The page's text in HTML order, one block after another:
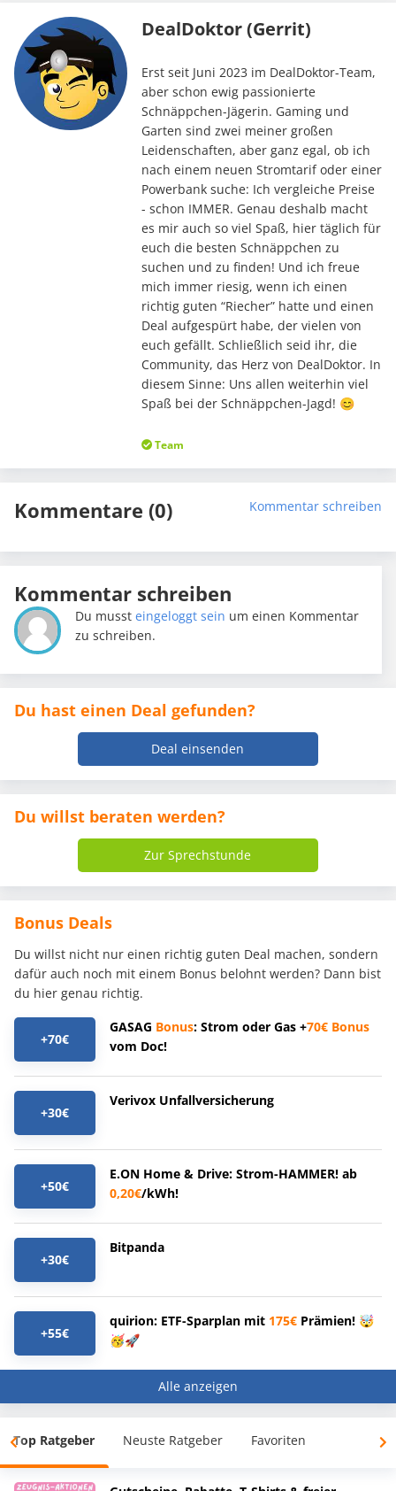
DealDoktor (Gerrit)
Erst seit Juni 2023 im DealDoktor-Team,
aber schon ewig passionierte
Schnäppchen-Jägerin. Gaming und
Garten sind zwei meiner großen
Leidenschaften, aber ganz egal, ob ich
nach einem neuen Stromtarif oder einer
Powerbank suche: Ich vergleiche Preise
- schon IMMER. Genau deshalb macht
es mir auch so viel Spaß, hier täglich für
euch die besten Schnäppchen zu
suchen und zu finden! Und ich freue
mich immer riesig, wenn ich einen
richtig guten “Riecher” hatte und einen
Deal aufgespürt habe, der vielen von
euch gefällt. Schließlich seid ihr, die
Community, das Herz von DealDoktor. In
diesem Sinne: Uns allen weiterhin viel
Spaß bei der Schnäppchen-Jagd! 😊
Team
Kommentare (0) Kommentar schreiben
Kommentar schreiben
Du mussteingeloggt sein um einen Kommentar
zu schreiben.
Du hast einen Deal gefunden?
Deal einsenden
Du willst beraten werden?
Zur Sprechstunde
Bonus Deals
Du willst nicht nur einen richtig guten Deal machen, sondern
dafür auch noch mit einem Bonus belohnt werden? Dann bist
du hier genau richtig.
+70€
GASAG Bonus: Strom oder Gas +70€ Bonus
vom Doc!
+30€
Verivox Unfallversicherung
+50€
E.ON Home & Drive: Strom-HAMMER! ab
0,20€/kWh!
+30€
Bitpanda
+55€
quirion: ETF-Sparplan mit 175€ Prämien! 🤯
🥳🚀
Alle anzeigen
Top Ratgeber Neuste Ratgeber Favoriten